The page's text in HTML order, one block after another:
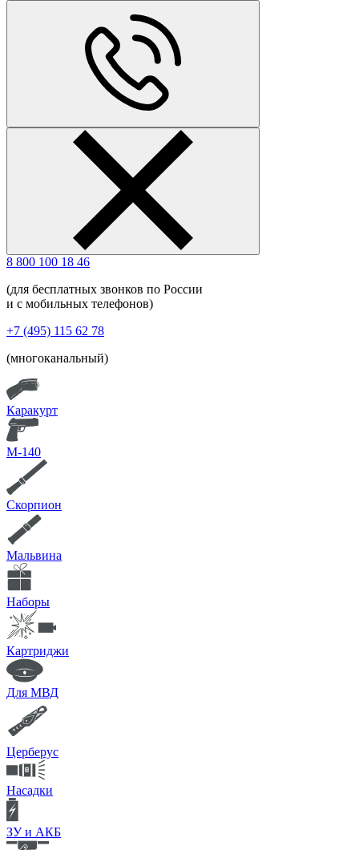
8 800 100 18 46
(для бесплатных звонков по России
и с мобильных телефонов)
+7 (495) 115 62 78
(многоканальный)
Каракурт
М-140
Скорпион
Мальвина
Наборы
Картриджи
Для МВД
Церберус
Насадки
ЗУ и АКБ